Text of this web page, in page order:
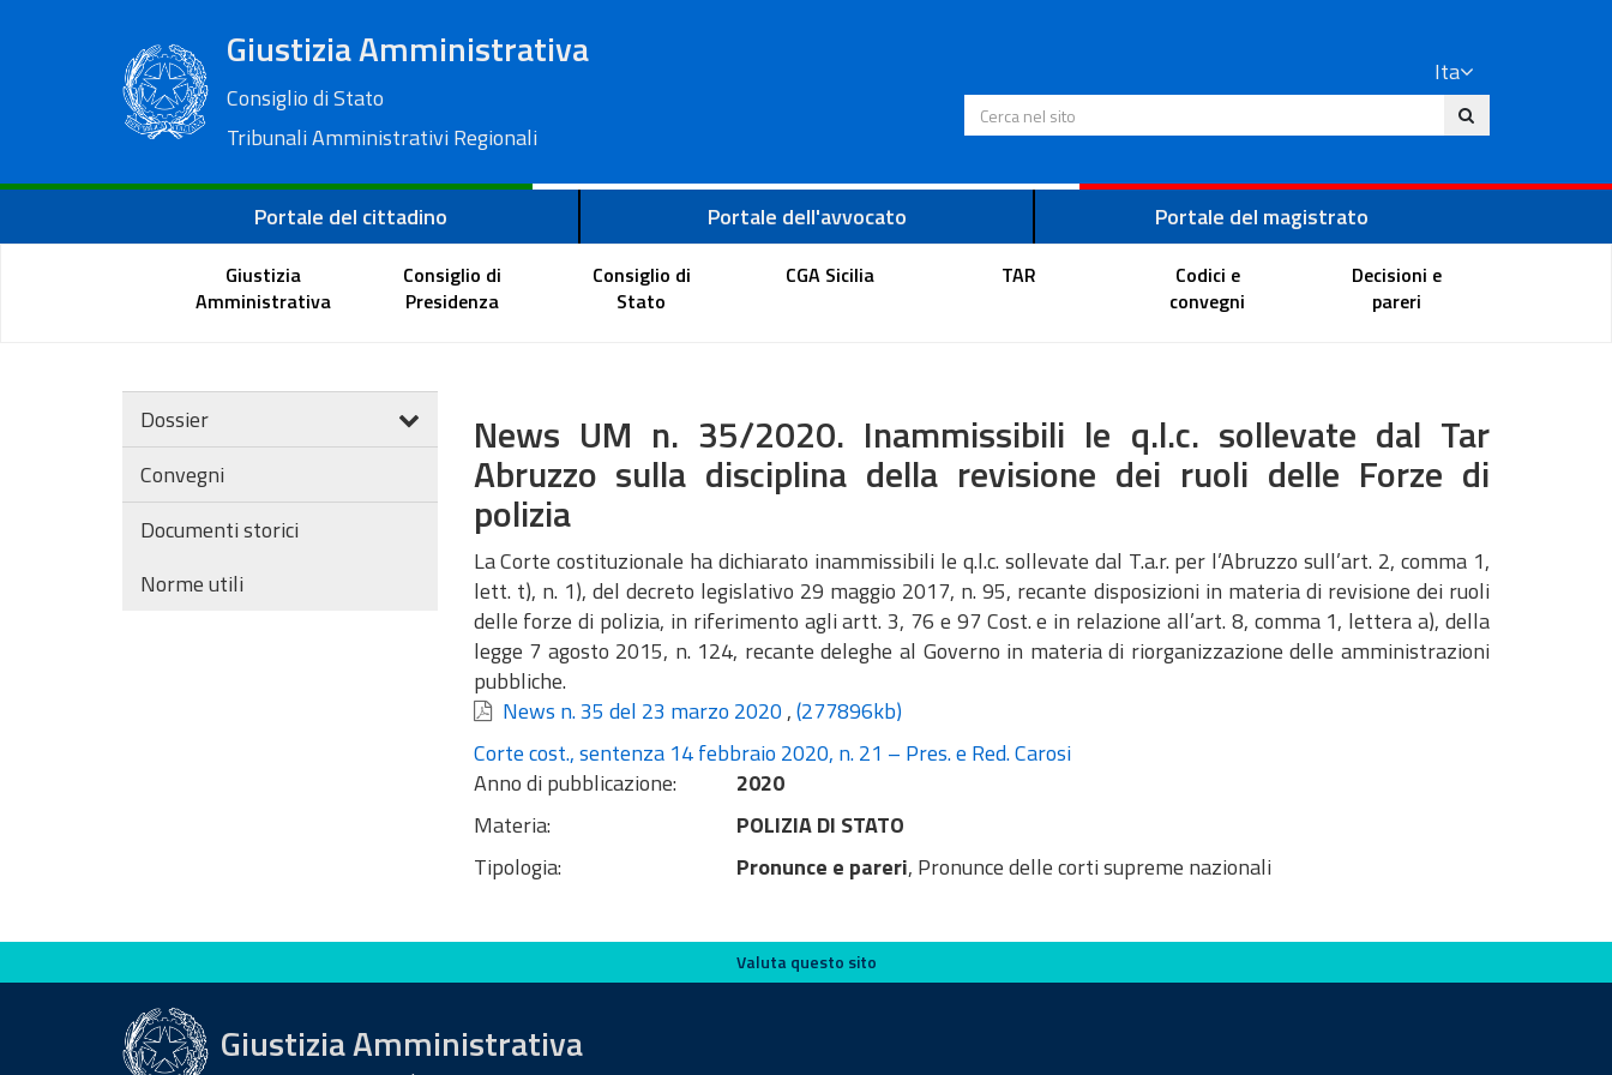
Giustizia Amministrativa
Consiglio di Stato
Tribunali Amministrativi Regionali
Ita
Cerca nel sito
Portale del cittadino Portale dell'avvocato Portale del magistrato
Giustizia
Amministrativa
Consiglio di
Presidenza
Consiglio di
Stato
CGA Sicilia TAR
Codici e
convegni
Decisioni e
pareri
Dossier
Convegni
Documenti storici
Norme utili
News UM n. 35/2020. Inammissibili le q.l.c. sollevate dal Tar
Abruzzo sulla disciplina della revisione dei ruoli delle Forze di
polizia
La Corte costituzionale ha dichiarato inammissibili le q.l.c. sollevate dal T.a.r. per l’Abruzzo sull’art. 2, comma 1,
lett. t), n. 1), del decreto legislativo 29 maggio 2017, n. 95, recante disposizioni in materia di revisione dei ruoli
delle forze di polizia, in riferimento agli artt. 3, 76 e 97 Cost. e in relazione all’art. 8, comma 1, lettera a), della
legge 7 agosto 2015, n. 124, recante deleghe al Governo in materia di riorganizzazione delle amministrazioni
pubbliche.
News n. 35 del 23 marzo 2020 ,(277896kb)
Corte cost., sentenza 14 febbraio 2020, n. 21 – Pres. e Red. Carosi
Anno di pubblicazione:
2020
Materia:
POLIZIA DI STATO
Tipologia:
Pronunce e pareri, Pronunce delle corti supreme nazionali
Valuta questo sito Valuta questo sito
Giustizia Amministrativa